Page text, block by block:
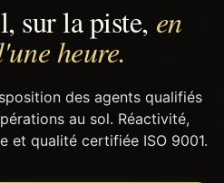
sur la piste, en
heure.
des agents qualifiés
au sol. Réactivité,
et qualité certifiée ISO 9001.